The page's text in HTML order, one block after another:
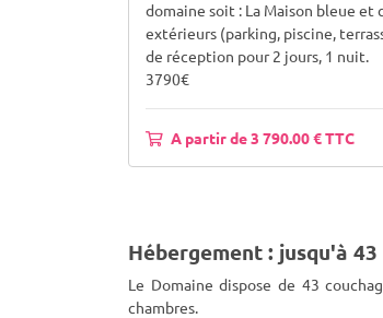
domaine soit : La Maison bleue et
extérieurs (parking, piscine,
de réception pour 2 jours, 1 nuit.
3790€
A partir de 3 790.00 € TTC
Hébergement : jusqu'à
Le Domaine dispose de 43
chambres.